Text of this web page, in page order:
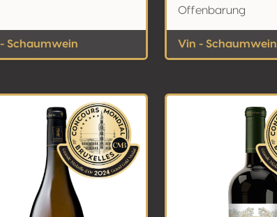
Schaumwein
Offenbarung
Vin - Schaumwein